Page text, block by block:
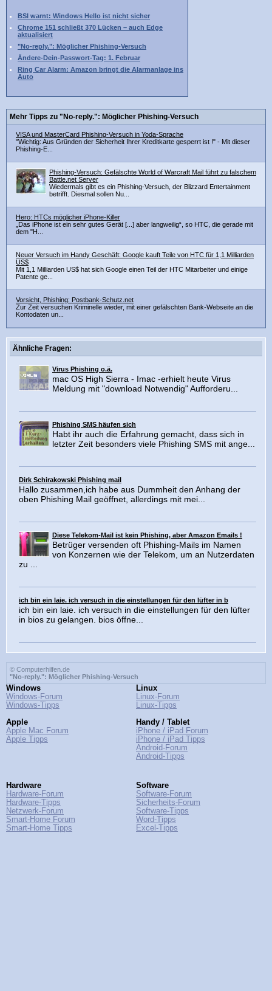
BSI warnt: Windows Hello ist nicht sicher
Chrome 151 schließt 370 Lücken – auch Edge
aktualisiert
"No-reply.": Möglicher Phishing-Versuch
Ändere-Dein-Passwort-Tag: 1. Februar
Ring Car Alarm: Amazon bringt die Alarmanlage ins
Auto
Mehr Tipps zu "No-reply.": Möglicher Phishing-Versuch
VISA und MasterCard Phishing-Versuch in Yoda-Sprache
"Wichtig: Aus Gründen der Sicherheit Ihrer Kreditkarte gesperrt ist !" - Mit dieser
Phishing-E...
Phishing-Versuch: Gefälschte World of Warcraft Mail führt zu falschem
Battle.net Server
Wiedermals gibt es ein Phishing-Versuch, der Blizzard Entertainment
betrifft. Diesmal sollen Nu...
Hero: HTCs möglicher iPhone-Killer
„Das iPhone ist ein sehr gutes Gerät [...] aber langweilig“, so HTC, die gerade mit
dem "H...
Neuer Versuch im Handy Geschäft: Google kauft Teile von HTC für 1,1 Milliarden
US$
Mit 1,1 Milliarden US$ hat sich Google einen Teil der HTC Mitarbeiter und einige
Patente ge...
Vorsicht, Phishing: Postbank-Schutz.net
Zur Zeit versuchen Kriminelle wieder, mit einer gefälschten Bank-Webseite an die
Kontodaten un...
Ähnliche Fragen:
Virus Phishing o.ä.
mac OS High Sierra - Imac -erhielt heute Virus
Meldung mit "download Notwendig" Aufforderu...
Phishing SMS häufen sich
Habt ihr auch die Erfahrung gemacht, dass sich in
letzter Zeit besonders viele Phishing SMS mit ange...
Dirk Schirakowski Phishing mail
Hallo zusammen,ich habe aus Dummheit den Anhang der
oben Phishing Mail geöffnet, allerdings mit mei...
Diese Telekom-Mail ist kein Phishing, aber Amazon Emails !
Betrüger versenden oft Phishing-Mails im Namen
von Konzernen wie der Telekom, um an Nutzerdaten
zu ...
ich bin ein laie. ich versuch in die einstellungen für den lüfter in b
ich bin ein laie. ich versuch in die einstellungen für den lüfter
in bios zu gelangen. bios öffne...
© Computerhilfen.de
"No-reply.": Möglicher Phishing-Versuch
Windows
Windows-Forum
Windows-Tipps
Apple
Apple Mac Forum
Apple Tipps
Linux
Linux-Forum
Linux-Tipps
Handy / Tablet
iPhone / iPad Forum
iPhone / iPad Tipps
Android-Forum
Android-Tipps
Hardware
Hardware-Forum
Hardware-Tipps
Netzwerk-Forum
Smart-Home Forum
Smart-Home Tipps
Software
Software-Forum
Sicherheits-Forum
Software-Tipps
Word-Tipps
Excel-Tipps